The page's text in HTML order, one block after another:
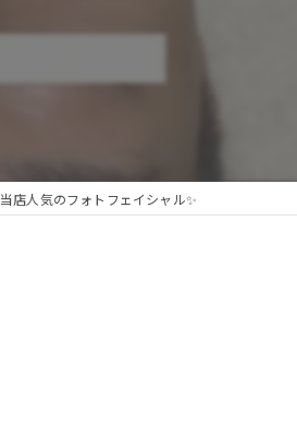
当店人気のフォトフェイシャル✨